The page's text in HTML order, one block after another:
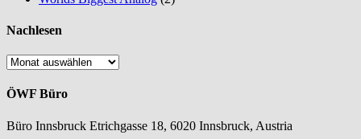
Nachlesen
Nachlesen
ÖWF Büro
Büro Innsbruck Etrichgasse 18, 6020 Innsbruck, Austria